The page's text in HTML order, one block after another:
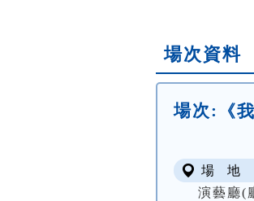
場次資料
場次: 《
場 地
演藝廳(